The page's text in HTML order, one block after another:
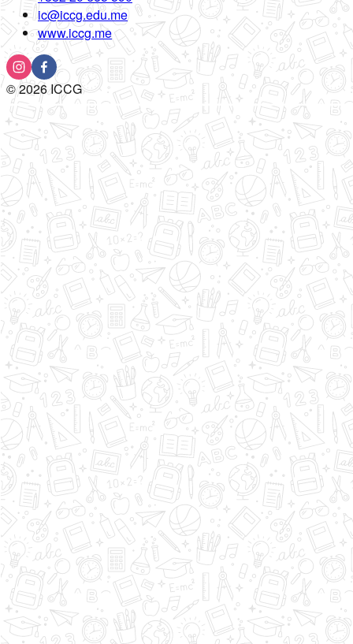
ic@iccg.edu.me
www.iccg.me
©2026ICCG